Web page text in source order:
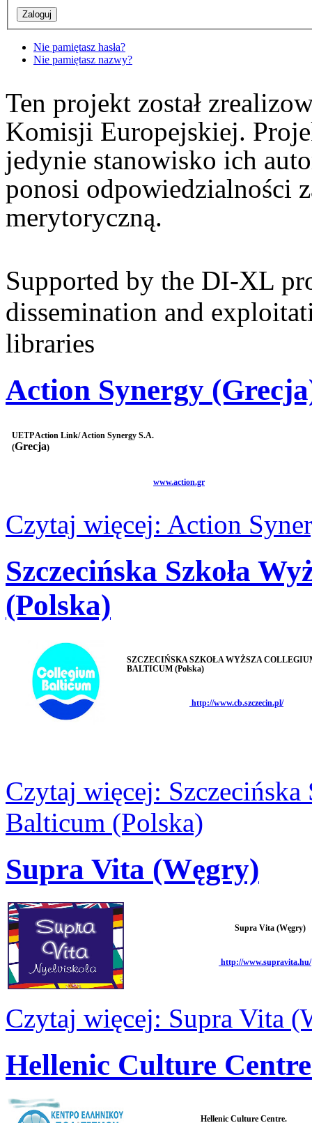
Nie pamiętasz hasła?
Nie pamiętasz nazwy?
Ten projekt został
Komisji Europejskiej.
jedynie stanowisko ich
ponosi odpowiedzialności
merytoryczną.
Supported by the DI-XL
dissemination and
libraries
Action Synergy
UETP Action Link/ Action Synergy S.A.
(Grecja)
www.action.gr
Czytaj więcej: Action
Szczecińska Szkoła
(Polska)
SZCZECIŃSKA SZKOŁA WYŻSZA
BALTICUM (Polska)
http://www.cb.szczecin.pl/
Czytaj więcej: Szczecińska
Balticum (Polska)
Supra Vita (Węgry)
Supra Vita (Węgry)
http://www.supravita.hu/
Czytaj więcej: Supra Vita
Hellenic Culture
Hellenic Culture Centre.